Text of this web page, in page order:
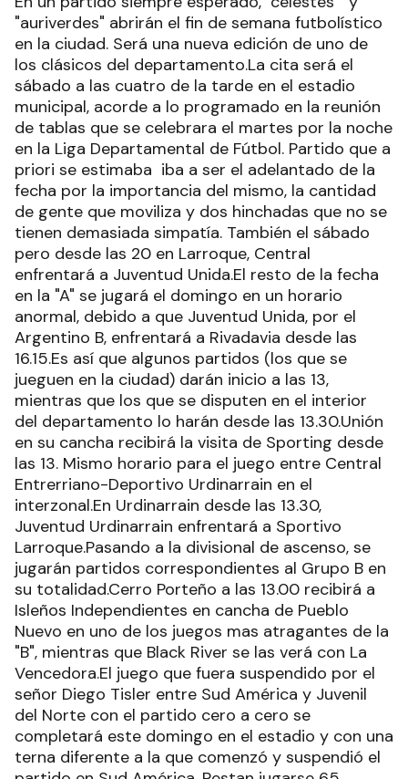
"auriverdes" abrirán el fin de semana futbolístico
en la ciudad. Será una nueva edición de uno de
los clásicos del departamento.La cita será el
sábado a las cuatro de la tarde en el estadio
municipal, acorde a lo programado en la reunión
de tablas que se celebrara el martes por la noche
en la Liga Departamental de Fútbol. Partido que a
priori se estimaba iba a ser el adelantado de la
fecha por la importancia del mismo, la cantidad
de gente que moviliza y dos hinchadas que no se
tienen demasiada simpatía. También el sábado
pero desde las 20 en Larroque, Central
enfrentará a Juventud Unida.El resto de la fecha
en la "A" se jugará el domingo en un horario
anormal, debido a que Juventud Unida, por el
Argentino B, enfrentará a Rivadavia desde las
16.15.Es así que algunos partidos (los que se
jueguen en la ciudad) darán inicio a las 13,
mientras que los que se disputen en el interior
del departamento lo harán desde las 13.30.Unión
en su cancha recibirá la visita de Sporting desde
las 13. Mismo horario para el juego entre Central
Entrerriano-Deportivo Urdinarrain en el
interzonal.En Urdinarrain desde las 13.30,
Juventud Urdinarrain enfrentará a Sportivo
Larroque.Pasando a la divisional de ascenso, se
jugarán partidos correspondientes al Grupo B en
su totalidad.Cerro Porteño a las 13.00 recibirá a
Isleños Independientes en cancha de Pueblo
Nuevo en uno de los juegos mas atragantes de la
"B", mientras que Black River se las verá con La
Vencedora.El juego que fuera suspendido por el
señor Diego Tisler entre Sud América y Juvenil
del Norte con el partido cero a cero se
completará este domingo en el estadio y con una
terna diferente a la que comenzó y suspendió el